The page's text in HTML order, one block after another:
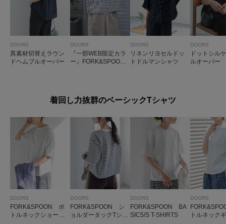
DOORS
異素材切替えラウン
ドヘムプルオーバー
DOORS
『一部WEB限定カラ
ー』FORK&SPOON
DOORS
リネンリヨセルドッ
トドルマンシャツ
DOORS
ドットシル
ルオーバー
着回し力抜群のベーシックTシャツ
DOORS
FORK&SPOON ボ
トルネックショート
DOORS
FORK&SPOON シ
ョルダータックTシャ
DOORS
FORK&SPOON BA
SIC5/S T-SHIRTS
DOORS
トルネック